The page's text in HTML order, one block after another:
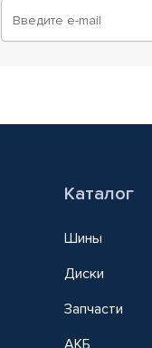
Каталог
Шины
Диски
Запчасти
АКБ